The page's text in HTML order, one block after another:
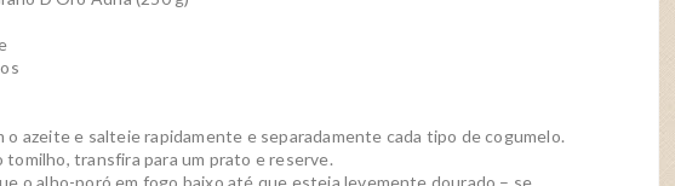
o azeite e salteie rapidamente e separadamente cada tipo de cogumelo.
tomilho, transfira para um prato e reserve.
o alho-poró em fogo baixo até que esteja levemente dourado – se